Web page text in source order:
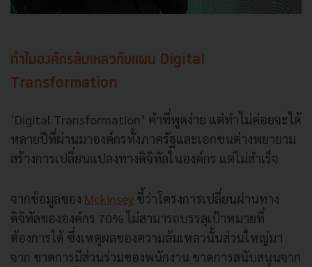
ทำไมองค์กรล้มเหลวกับแผน Digital
Transformation
‘Digital Transformation’ คำที่พูดง่าย แต่ทำไม่ค่อยจะได้
หลายปีที่ผ่านมาองค์กรทั้งภาครัฐและเอกชนต่างพยายาม
สร้างการเปลี่ยนแปลงทางดิจิทัลในองค์กร แต่ไม่สำเร็จ
จากข้อมูลของ Mckinsey ชี้ว่าโครงการเปลี่ยนผ่านทาง
ดิจิทัลขององค์กร 70% ไม่สามารถบรรลุเป้าหมายที่
ต้องการได้ ซึ่งเหตุผลของความล้มเหลวนั้นส่วนใหญ่มา
จาก ขาดการมีส่วนร่วมของพนักงาน ขาดการสนับสนุนจาก